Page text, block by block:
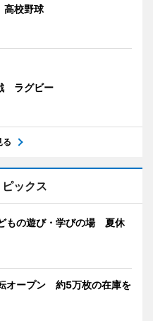
校野球
ラグビー
る
ックス
もの遊び・学びの場 夏休
オープン 約5万枚の在庫を